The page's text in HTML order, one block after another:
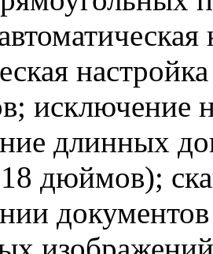
исключение
длинных
дюймов);